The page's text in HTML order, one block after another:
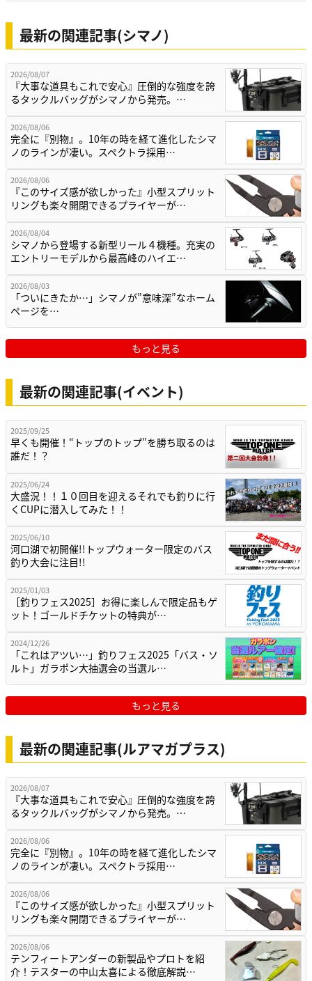
最新の関連記事(シマノ)
2026/08/07
『大事な道具もこれで安心』圧倒的な強度を誇
るタックルバッグがシマノから発売。…
2026/08/06
完全に『別物』。10年の時を経て進化したシマ
ノのラインが凄い。スペクトラ採用…
2026/08/06
『このサイズ感が欲しかった』小型スプリット
リングも楽々開閉できるプライヤーが…
2026/08/04
シマノから登場する新型リール４機種。充実の
エントリーモデルから最高峰のハイエ…
2026/08/03
「ついにきたか…」シマノが”意味深”なホーム
ページを…
もっと見る
最新の関連記事(イベント)
2025/09/25
早くも開催！“トップのトップ”を勝ち取るのは
誰だ！？
2025/06/24
大盛況！！１０回目を迎えるそれでも釣りに行
くCUPに潜入してみた！！
2025/06/10
河口湖で初開催!!トップウォーター限定のバス
釣り大会に注目!!
2025/01/03
［釣りフェス2025］お得に楽しんで限定品もゲ
ット！ゴールドチケットの特典が…
2024/12/26
「これはアツい…」釣りフェス2025「バス・ソ
ルト」ガラポン大抽選会の当選ル…
もっと見る
最新の関連記事(ルアマガプラス)
2026/08/07
『大事な道具もこれで安心』圧倒的な強度を誇
るタックルバッグがシマノから発売。…
2026/08/06
完全に『別物』。10年の時を経て進化したシマ
ノのラインが凄い。スペクトラ採用…
2026/08/06
『このサイズ感が欲しかった』小型スプリット
リングも楽々開閉できるプライヤーが…
2026/08/06
テンフィートアンダーの新製品やプロトを紹
介！テスターの中山太喜による徹底解説…